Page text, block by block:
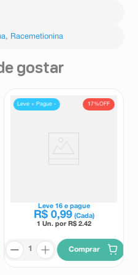
, Racemetionina
gostar
17%OFF
Leve + Pague -
Leve 16e pague
R$ 0,99 (Cada)
1 Un. por R$ 2.42
Comprar